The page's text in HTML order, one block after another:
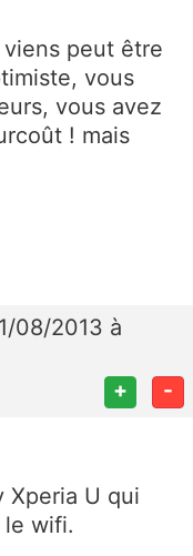
peut être
vous
vous avez
! mais
08/2013 à
+ -
Xperia U qui
le wifi.